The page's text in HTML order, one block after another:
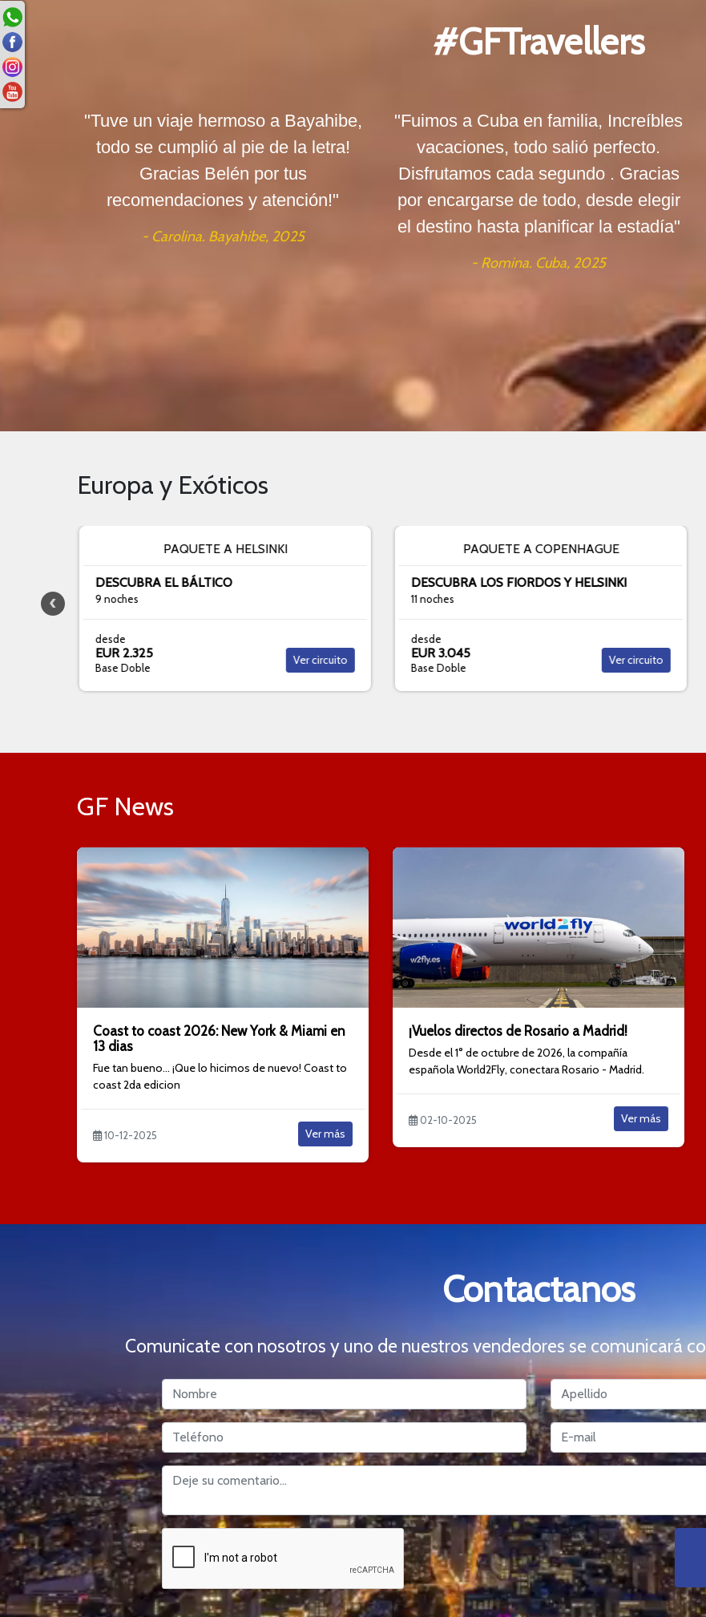
#GFTravellers
"Tuve un viaje hermoso a Bayahibe,
todo se cumplió al pie de la letra!
Gracias Belén por tus
recomendaciones y atención!"
- Carolina. Bayahibe, 2025
"Fuimos a Cuba en familia, Increíbles
vacaciones, todo salió perfecto.
Disfrutamos cada segundo . Gracias
por encargarse de todo, desde elegir
el destino hasta planificar la estadía"
- Romina. Cuba, 2025
Europa y Exóticos
PAQUETE A HELSINKI
DESCUBRA EL BÁLTICO
9 noches
desde
EUR 2.325
Base Doble
Ver circuito
PAQUETE A COPENHAGUE
DESCUBRA LOS FIORDOS Y HELSINKI
11 noches
desde
EUR 3.045
Base Doble
Ver circuito
GF News
Coast to coast 2026: New York & Miami en
13 dias
Fue tan bueno... ¡Que lo hicimos de nuevo! Coast to
coast 2da edicion
10-12-2025 Ver más
¡Vuelos directos de Rosario a Madrid!
Desde el 1° de octubre de 2026, la compañía
española World2Fly, conectara Rosario - Madrid.
02-10-2025 Ver más
Contactanos
Comunicate con nosotros y uno de nuestros vendedores se comunicará